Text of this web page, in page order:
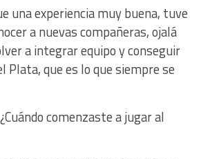
una experiencia muy buena, tuve
a nuevas compañeras, ojalá
a integrar equipo y conseguir
Plata, que es lo que siempre se
comenzaste a jugar al